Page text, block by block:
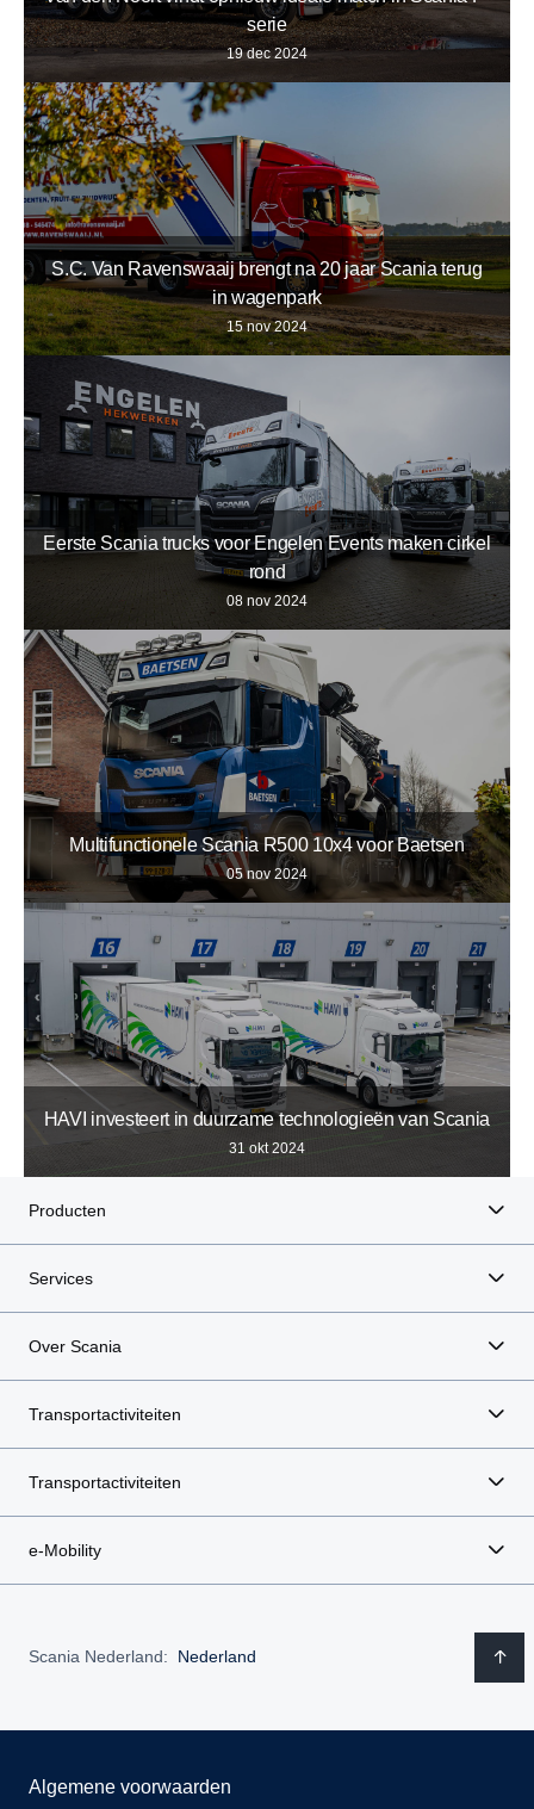
serie
19 dec 2024
S.C. Van Ravenswaaij brengt na 20 jaar Scania terug
in wagenpark
15 nov 2024
Eerste Scania trucks voor Engelen Events maken cirkel
rond
08 nov 2024
Multifunctionele Scania R500 10x4 voor Baetsen
05 nov 2024
HAVI investeert in duurzame technologieën van Scania
31 okt 2024
Producten
Services
Over Scania
Transportactiviteiten
Transportactiviteiten
e-Mobility
Scania Nederland: Nederland
Algemene voorwaarden